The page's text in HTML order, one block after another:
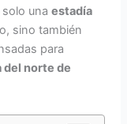
una estadía
sino también
para
del norte de